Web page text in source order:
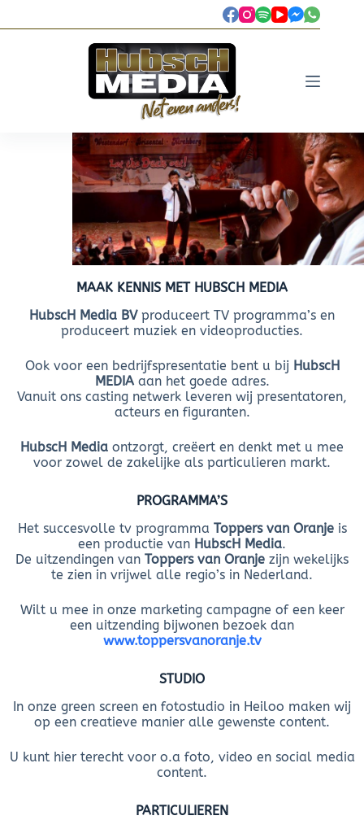
MAAK KENNIS MET HUBSCH MEDIA
HubscH Media BVproduceert TV programma’s en
produceert muziek en videoproducties.
Ook voor een bedrijfspresentatie bent u bij HubscH
MEDIAaan het goede adres.
Vanuit ons casting netwerk leveren wij presentatoren,
acteurs en figuranten.
HubscH Media ontzorgt, creëert en denkt met u mee
voor zowel de zakelijke als particulieren markt.
PROGRAMMA’S
Het succesvolle tv programma Toppers van Oranjeis
een productie van HubscH Media.
De uitzendingen van Toppers van Oranje zijn wekelijks
te zien in vrijwel alle regio’s in Nederland.
Wilt u mee in onze marketing campagne of een keer
een uitzending bijwonen bezoek dan
www.toppersvanoranje.tv
STUDIO
In onze green screen en fotostudio in Heiloo maken wij
op een creatieve manier alle gewenste content.
U kunt hier terecht voor o.a foto, video en social media
content.
PARTICULIEREN